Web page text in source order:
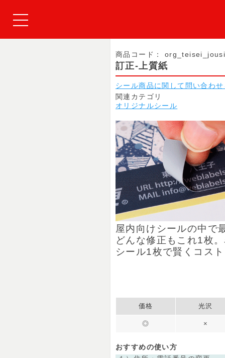
商品コード：
訂正-上質紙
シール商品に関して問い合わ
関連カテゴリ
オリジナルシール
屋内向けシールの​中で​
どんな​修正も​これ1枚
シール1枚で​賢く​コス
価格 光沢
◎ ×
おすすめの使い方